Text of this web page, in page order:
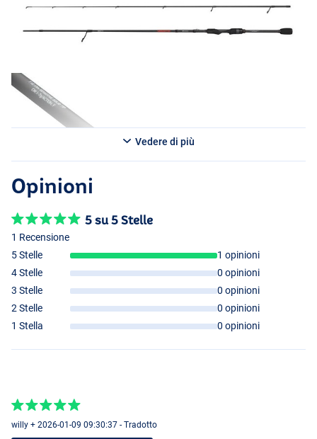
- 2 pezzi
- Lunghezza di trasporto: 99cm
Abu Garcia Vendetta4 702 Ultra Light S 2.13m 1-7g F Solid SP
- Lunghezza di trasporto: 111cm
Vedere di più
Opinioni
5 su 5 Stelle
1 Recensione
5 Stelle
1 opinioni
4 Stelle
0 opinioni
3 Stelle
0 opinioni
2 Stelle
0 opinioni
1 Stella
0 opinioni
willy + 2026-01-09 09:30:37 - Tradotto